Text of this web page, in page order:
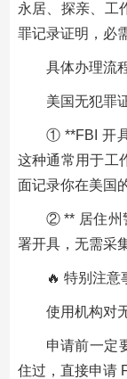
永居、探亲、工
罪记录证明，必
具体办理流
美国无犯罪
① **FBI 开
这种通常用于工
面记录你在美国
② ** 居住州
署开具，无需采
🔥 特别注意
使用机构对
申请前一定
住过，直接申请